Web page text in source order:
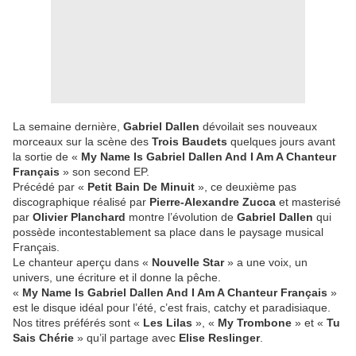
La semaine dernière, Gabriel Dallen dévoilait ses nouveaux
morceaux sur la scène des Trois Baudets quelques jours avant
la sortie de « My Name Is Gabriel Dallen And I Am A Chanteur
Français » son second EP.
Précédé par « Petit Bain De Minuit », ce deuxième pas
discographique réalisé par Pierre-Alexandre Zucca et masterisé
par Olivier Planchard montre l’évolution de Gabriel Dallen qui
possède incontestablement sa place dans le paysage musical
Français.
Le chanteur aperçu dans « Nouvelle Star» a une voix, un
univers, une écriture et il donne la pêche.
« My Name Is Gabriel Dallen And I Am A Chanteur Français »
est le disque idéal pour l’été, c’est frais, catchy et paradisiaque.
Nos titres préférés sont « Les Lilas », « My Trombone » et « Tu
Sais Chérie » qu’il partage avec Elise Reslinger.